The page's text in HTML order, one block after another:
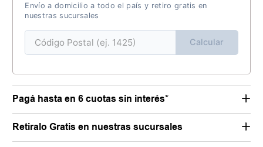
Envío a domicilio a todo el país y retiro gratis en
nuestras sucursales
Calcular
Pagá hasta en 6 cuotas sin interés*
Retiralo Gratis en nuestras sucursales